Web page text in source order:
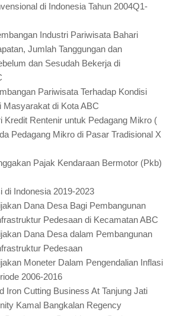
di Indonesia Tahun 2004Q1-
Industri Pariwisata Bahari
Jumlah Tanggungan dan
dan Sesudah Bekerja di
Pariwisata Terhadap Kondisi
Masyarakat di Kota ABC
Kredit Rentenir untuk Pedagang Mikro (
Pedagang Mikro di Pasar Tradisional X
Pajak Kendaraan Bermotor (Pkb)
di Indonesia 2019-2023
Dana Desa Bagi Pembangunan
Pedesaan di Kecamatan ABC
Dana Desa dalam Pembangunan
Pedesaan
Moneter Dalam Pengendalian Inflasi
2006-2016
Iron Cutting Business At Tanjung Jati
Kamal Bangkalan Regency